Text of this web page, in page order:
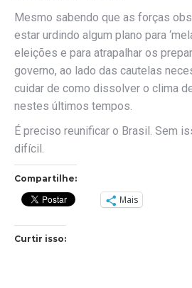
Mesmo sabendo que as forças
estar urdindo algum plano para
eleições e para atrapalhar os
governo, ao lado das cautelas
cuidar de como dissolver o clima
nestes últimos tempos.
É preciso reunificar o Brasil. Sem
difícil.
Compartilhe:
Mais
Curtir isso: